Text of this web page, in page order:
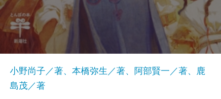
小野尚子／著、本橋弥生／著、阿部賢一／著、鹿
島茂／著